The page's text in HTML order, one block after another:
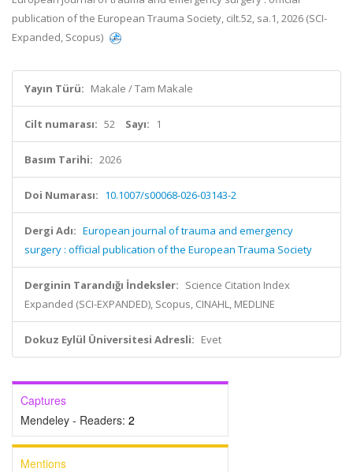
publication of the European Trauma Society, cilt.52, sa.1, 2026 (SCI-
Expanded, Scopus)
Yayın Türü: Makale / Tam Makale
Cilt numarası: 52 Sayı: 1
Basım Tarihi: 2026
Doi Numarası: 10.1007/s00068-026-03143-2
Dergi Adı: European journal of trauma and emergency
surgery : official publication of the European Trauma Society
Derginin Tarandığı İndeksler: Science Citation Index
Expanded (SCI-EXPANDED), Scopus, CINAHL, MEDLINE
Dokuz Eylül Üniversitesi Adresli: Evet
Captures
Mendeley - Readers: 2
Mentions